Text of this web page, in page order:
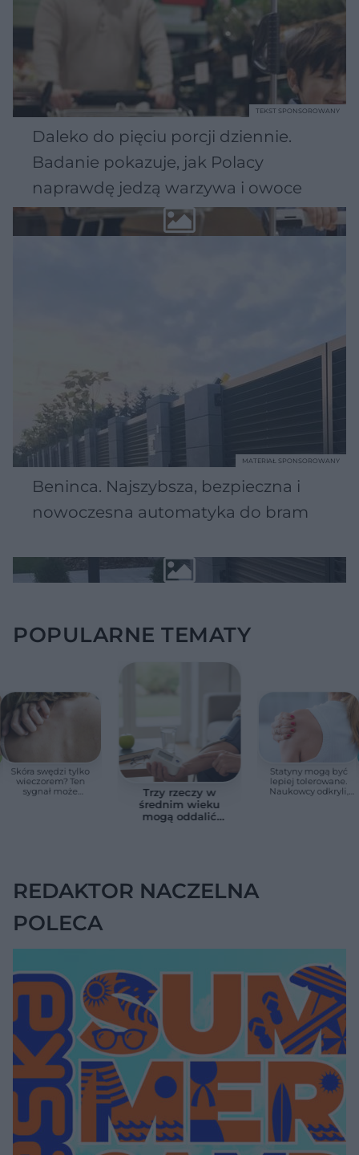
Daleko do pięciu porcji dziennie.
Badanie pokazuje, jak Polacy
naprawdę jedzą warzywa i owoce
TEKST SPONSOROWANY
Beninca. Najszybsza, bezpieczna i
nowoczesna automatyka do bram
MATERIAŁ SPONSOROWANY
POPULARNE TEMATY
Skóra swędzi tylko
wieczorem? Ten
sygnał może
Trzy rzeczy w
średnim wieku
mogą oddalić
Statyny mogą być
lepiej tolerowane.
Naukowcy odkryli,
REDAKTOR NACZELNA
POLECA